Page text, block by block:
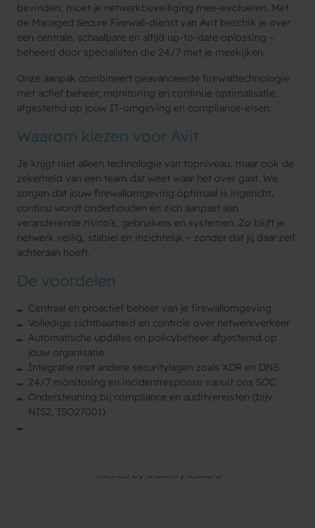
bevinden, moet je netwerkbeveiliging mee-evolueren. Met
de Managed Secure Firewall-dienst van Avit beschik je over
een centrale, schaalbare en altijd up-to-date oplossing –
beheerd door specialisten die 24/7 met je meekijken.
Onze aanpak combineert geavanceerde firewalltechnologie
met actief beheer, monitoring en continue optimalisatie,
afgestemd op jouw IT-omgeving en compliance-eisen.
Waarom kiezen voor Avit
Je krijgt niet alleen technologie van topniveau, maar ook de
zekerheid van een team dat weet waar het over gaat. We
zorgen dat jouw firewallomgeving optimaal is ingericht,
continu wordt onderhouden én zich aanpast aan
veranderende risico’s, gebruikers en systemen. Zo blijft je
netwerk veilig, stabiel en inzichtelijk – zonder dat jij daar zelf
achteraan hoeft.
De voordelen
Centraal en proactief beheer van je firewallomgeving
Volledige zichtbaarheid en controle over netwerkverkeer
Automatische updates en policybeheer afgestemd op
jouw organisatie
Integratie met andere securitylagen zoals XDR en DNS
24/7 monitoring en incidentresponse vanuit ons SOC
Ondersteuning bij compliance en auditvereisten (bijv.
NIS2, ISO27001)
Trusted by industry leaders